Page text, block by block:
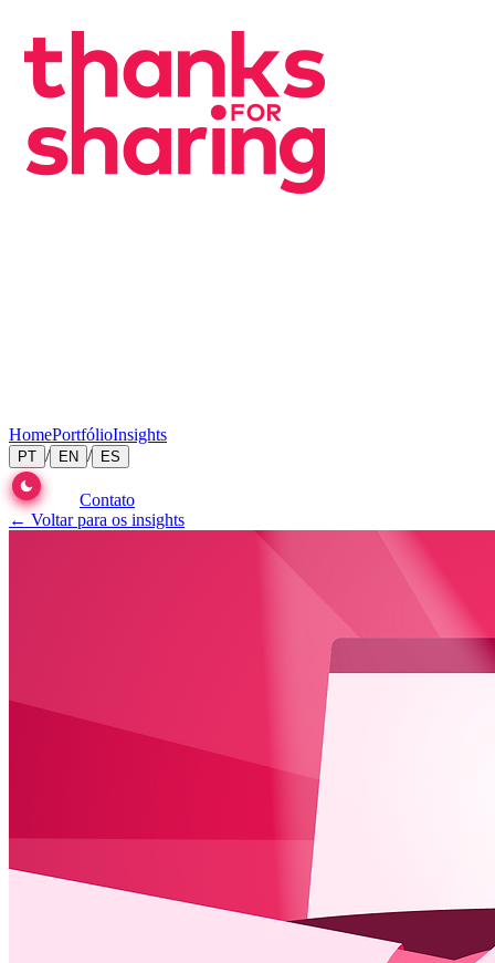
HomePortfólioInsights
PT / EN / ES
Contato
← Voltar para os insights